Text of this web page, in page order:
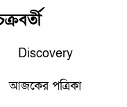
Discovery
আজকের পত্রিকা